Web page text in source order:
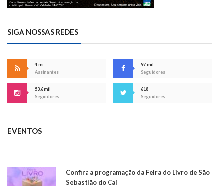
SIGA NOSSAS REDES
4 mil
Assinantes
97 mil
Seguidores
53,6 mil
Seguidores
618
Seguidores
EVENTOS
Confira a programação da Feira do Livro de São
Sebastião do Caí